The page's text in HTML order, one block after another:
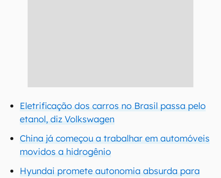
Eletrificação dos carros no Brasil passa pelo
etanol, diz Volkswagen
China já começou a trabalhar em automóveis
movidos a hidrogênio
Hyundai promete autonomia absurda para